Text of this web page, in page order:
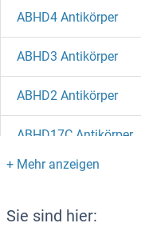
ABHD4 Antikörper
ABHD3 Antikörper
ABHD2 Antikörper
ABHD17C Antikörper
ABHD17A Antikörper
ABHD15 Antikörper
Sie sind hier: